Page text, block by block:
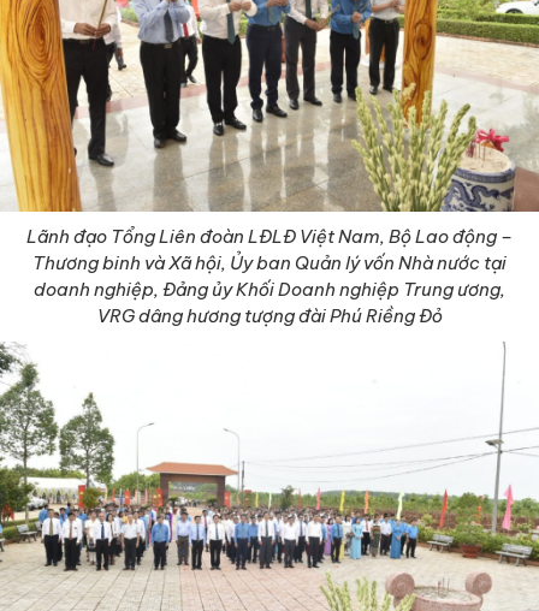
Lãnh đạo Tổng Liên đoàn LĐLĐ Việt Nam, Bộ Lao động –
Thương binh và Xã hội, Ủy ban Quản lý vốn Nhà nước tại
doanh nghiệp, Đảng ủy Khối Doanh nghiệp Trung ương,
VRG dâng hương tượng đài Phú Riềng Đỏ